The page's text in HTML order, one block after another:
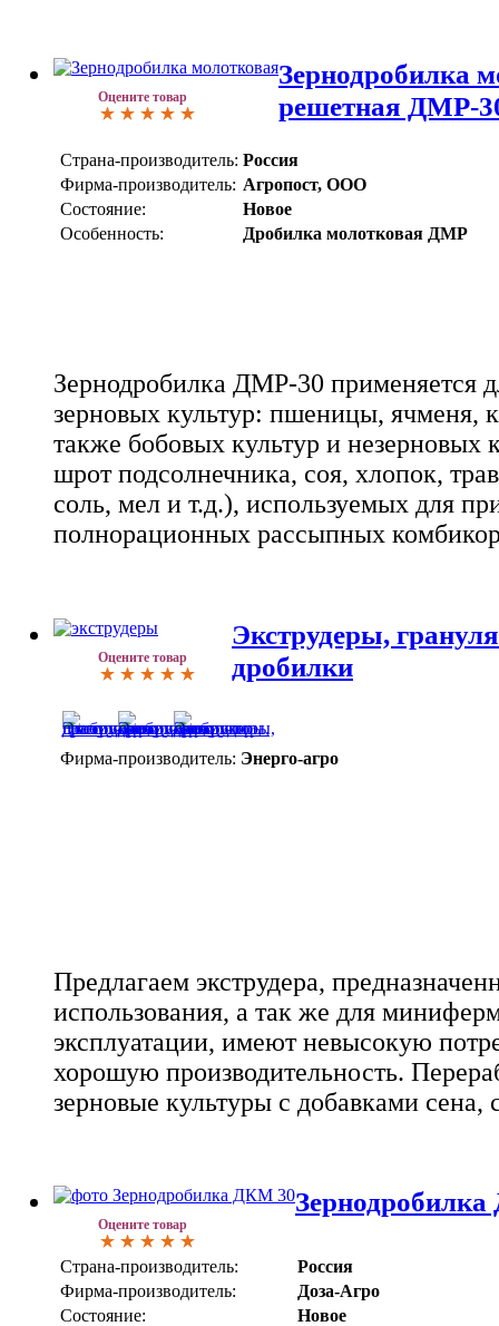
Оцените товар
Зернодробилка
решетная ДМР-
Страна-производитель: Россия
Фирма-производитель: Агропост, ООО
Состояние:
Новое
Особенность:
Дробилка молотковая ДМР
Зернодробилка ДМР-30 применяется
зерновых культур: пшеницы, ячменя,
также бобовых культур и
шрот подсолнечника, соя, хлопок,
соль, мел и т.д.), используемых для
полнорационных рассыпных
Оцените товар
Экструдеры,
дробилки
Фирма-производитель: Энерго-агро
Предлагаем экструдера,
использования, а так же для
эксплуатации, имеют невысокую
хорошую производительность.
зерновые культуры с добавками
Оцените товар
Страна-производитель:
Россия
Фирма-производитель:
Доза-Агро
Состояние:
Новое